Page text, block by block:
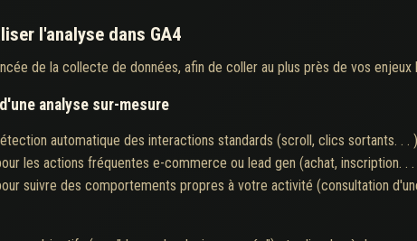
l'analyse dans GA4
de la collecte de données, afin de coller au plus près de vos enjeux
analyse sur-mesure
automatique des interactions standards (scroll, clics sortants. . . )
les actions fréquentes e-commerce ou lead gen (achat, inscription. . .
suivre des comportements propres à votre activité (consultation